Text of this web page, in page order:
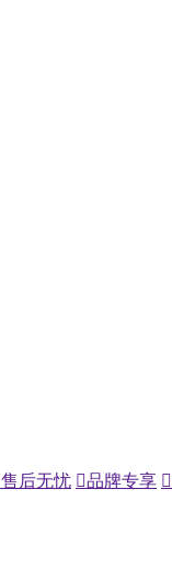
售后无忧 品牌专享 